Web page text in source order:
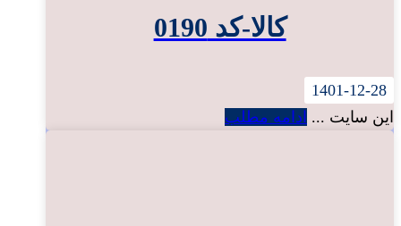
کالا-کد 0190
1401-12-28
این سایت ... ادامه مطلب